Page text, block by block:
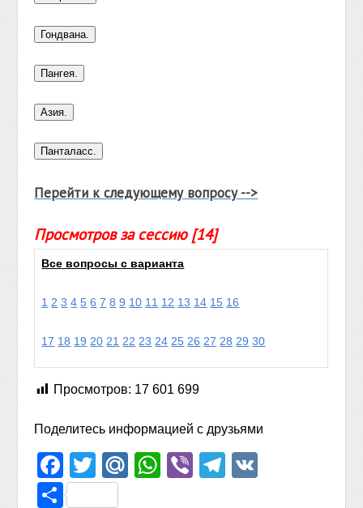
Перейти к следующему вопросу -->
Просмотров за сессию [14]
Все вопросы с варианта
1 2 3 4 5 6 7 8 9 10 11 12 13 14 15 16
17 18 19 20 21 22 23 24 25 26 27 28 29 30
Просмотров: 17 601 699
Поделитесь информацией с друзьями
Facebook
TwitterMail.Ru
WhatsApp
ViberTelegram
Отправить